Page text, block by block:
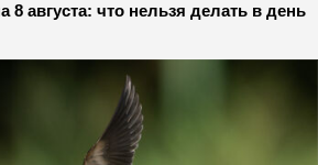
августа: что нельзя делать в день